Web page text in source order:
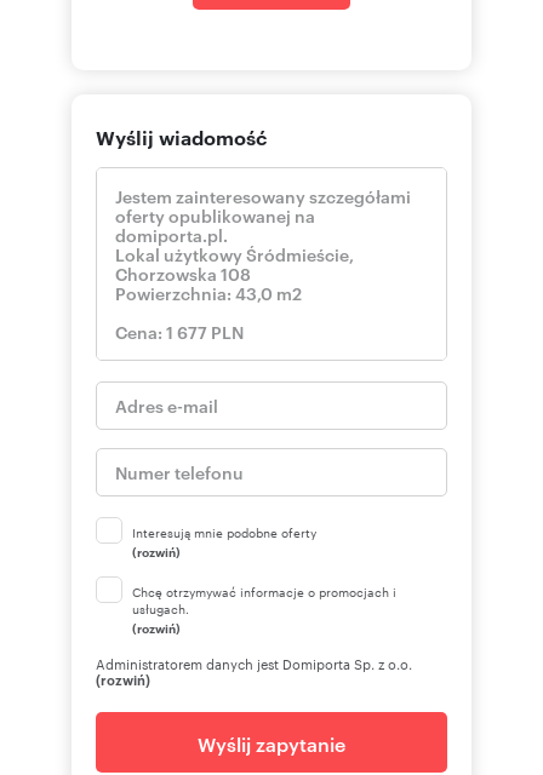
Wyślij wiadomość
Interesują mnie podobne oferty
(rozwiń)
Chcę otrzymywać informacje o promocjach i
usługach.
(rozwiń)
Administratorem danych jest Domiporta Sp. z o.o.
(rozwiń)
Wyślij zapytanie